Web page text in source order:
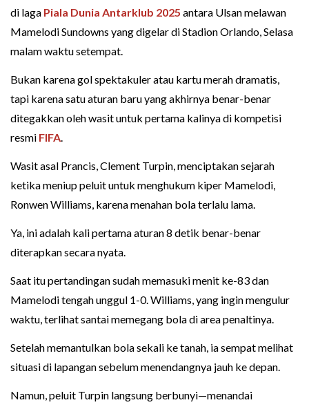
di laga Piala Dunia Antarklub 2025 antara Ulsan melawan
Mamelodi Sundowns yang digelar di Stadion Orlando, Selasa
malam waktu setempat.
Bukan karena gol spektakuler atau kartu merah dramatis,
tapi karena satu aturan baru yang akhirnya benar-benar
ditegakkan oleh wasit untuk pertama kalinya di kompetisi
resmi FIFA.
Wasit asal Prancis, Clement Turpin, menciptakan sejarah
ketika meniup peluit untuk menghukum kiper Mamelodi,
Ronwen Williams, karena menahan bola terlalu lama.
Ya, ini adalah kali pertama aturan 8 detik benar-benar
diterapkan secara nyata.
Saat itu pertandingan sudah memasuki menit ke-83 dan
Mamelodi tengah unggul 1-0. Williams, yang ingin mengulur
waktu, terlihat santai memegang bola di area penaltinya.
Setelah memantulkan bola sekali ke tanah, ia sempat melihat
situasi di lapangan sebelum menendangnya jauh ke depan.
Namun, peluit Turpin langsung berbunyi—menandai